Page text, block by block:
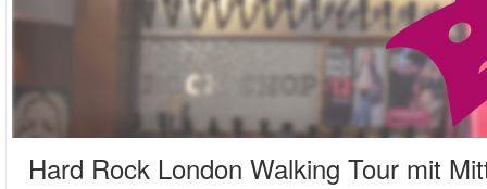
Hard Rock London Walking Tour mit